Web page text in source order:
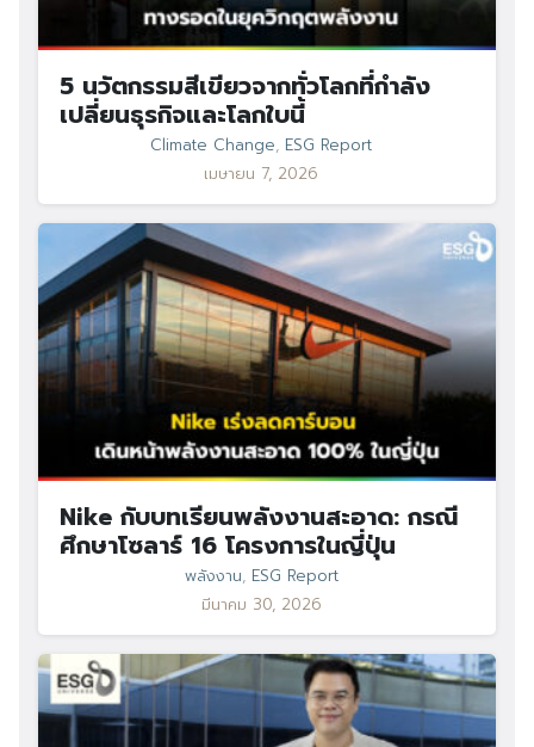
5 นวัตกรรมสีเขียวจากทั่วโลกที่กำลัง
เปลี่ยนธุรกิจและโลกใบนี้
Climate Change, ESG Report
เมษายน 7, 2026
Nike กับบทเรียนพลังงานสะอาด: กรณี
ศึกษาโซลาร์ 16 โครงการในญี่ปุ่น
พลังงาน, ESG Report
มีนาคม 30, 2026